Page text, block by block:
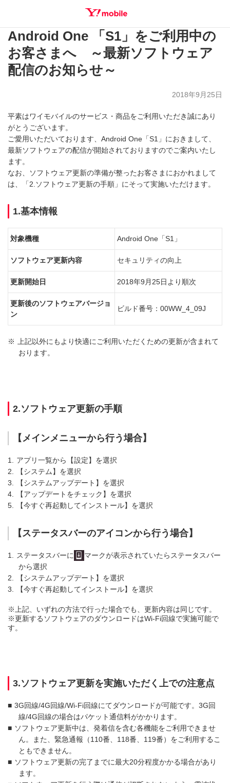
SEARCH
Android One 「S1」をご利用中の
お客さまへ ～最新ソフトウェア
配信のお知らせ～
2018年9月25日
平素はワイモバイルのサービス・商品をご利用いただき誠にあり
がとうございます。
ご愛用いただいております、Android One「S1」におきまして、
最新ソフトウェアの配信が開始されておりますのでご案内いたし
ます。
なお、ソフトウェア更新の準備が整ったお客さまにおかれまして
は、「2.ソフトウェア更新の手順」にそって実施いただけます。
1.基本情報
対象機種 Android One「S1」
ソフトウェア更新内容 セキュリティの向上
更新開始日 2018年9月25日より順次
更新後のソフトウェアバージョ
ン
ビルド番号：00WW_4_09J
※
上記以外にもより快適にご利用いただくための更新が含まれて
おります。
2.ソフトウェア更新の手順
【メインメニューから行う場合】
1.
アプリ一覧から【設定】を選択
2.
【システム】を選択
3.
【システムアップデート】を選択
4.
【アップデートをチェック】を選択
5.
【今すぐ再起動してインストール】を選択
【ステータスバーのアイコンから行う場合】
1. ステータスバーに
マークが表示されていたらステータスバー
から選択
2.
【システムアップデート】を選択
3.
【今すぐ再起動してインストール】を選択
※ 上記、いずれの方法で行った場合でも、更新内容は同じです。
※更新するソフトウェアのダウンロードはWi-Fi回線で実施可能で
す。
3.ソフトウェア更新を実施いただく上での注意点
■ 3G回線/4G回線/Wi-Fi回線にてダウンロードが可能です。3G回
線/4G回線の場合はパケット通信料がかかります。
■ ソフトウェア更新中は、発着信を含む各機能をご利用できませ
ん。また、緊急通報（110番、118番、119番）をご利用するこ
ともできません。
■ ソフトウェア更新の完了までに最大20分程度かかる場合があり
ます。